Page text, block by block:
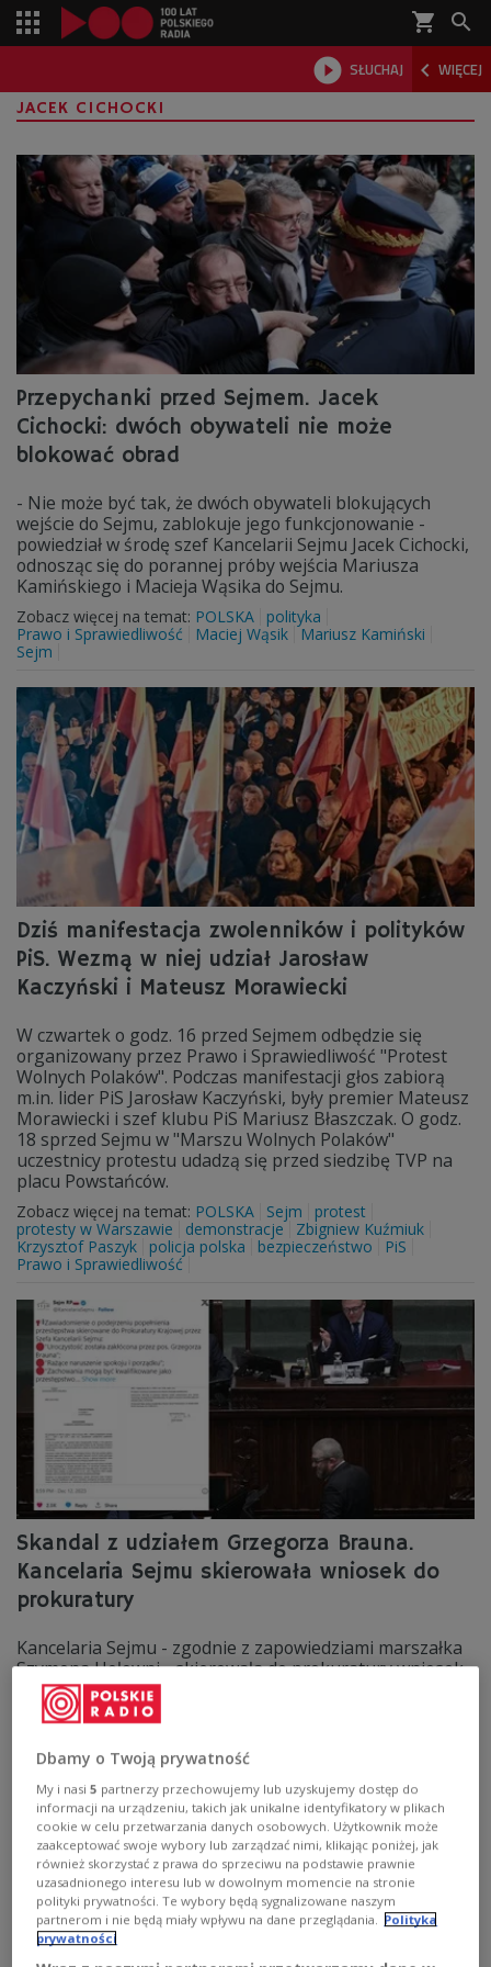
shopping_cart 
 SŁUCHAJ  WIĘCEJ

JACEK CICHOCKI
Przepychanki przed Sejmem. Jacek
Cichocki: dwóch obywateli nie może
blokować obrad
- Nie może być tak, że dwóch obywateli blokujących
wejście do Sejmu, zablokuje jego funkcjonowanie -
powiedział w środę szef Kancelarii Sejmu Jacek Cichocki,
odnosząc się do porannej próby wejścia Mariusza
Kamińskiego i Macieja Wąsika do Sejmu.
Zobacz więcej na temat: POLSKA
polityka
Prawo i Sprawiedliwość
Maciej Wąsik
Mariusz Kamiński
Sejm
Dziś manifestacja zwolenników i polityków
PiS. Wezmą w niej udział Jarosław
Kaczyński i Mateusz Morawiecki
W czwartek o godz. 16 przed Sejmem odbędzie się
organizowany przez Prawo i Sprawiedliwość "Protest
Wolnych Polaków". Podczas manifestacji głos zabiorą
m.in. lider PiS Jarosław Kaczyński, były premier Mateusz
Morawiecki i szef klubu PiS Mariusz Błaszczak. O godz.
18 sprzed Sejmu w "Marszu Wolnych Polaków"
uczestnicy protestu udadzą się przed siedzibę TVP na
placu Powstańców.
Zobacz więcej na temat: POLSKA Sejm
protest
protesty w Warszawie
demonstracje
Zbigniew Kuźmiuk
Krzysztof Paszyk
policja polska bezpieczeństwo
PiS
Prawo i Sprawiedliwość
Skandal z udziałem Grzegorza Brauna.
Kancelaria Sejmu skierowała wniosek do
prokuratury
Kancelaria Sejmu - zgodnie z zapowiedziami marszałka
Szymona Hołowni - skierowała do prokuratury wniosek
o podejrzeniu popełnienia przestępstwa przez posła
Grzegorza Brauna z Konfederacji.
Dbamy o Twoją prywatność
My i nasi5 partnerzy przechowujemy lub uzyskujemy dostęp do
informacji na urządzeniu, takich jak unikalne identyfikatory w plikach
cookie w celu przetwarzania danych osobowych. Użytkownik może
zaakceptować swoje wybory lub zarządzać nimi, klikając poniżej, jak
również skorzystać z prawa do sprzeciwu na podstawie prawnie
uzasadnionego interesu lub w dowolnym momencie na stronie
polityki prywatności. Te wybory będą sygnalizowane naszym
partnerom i nie będą miały wpływu na dane przeglądania. Polityka
prywatności